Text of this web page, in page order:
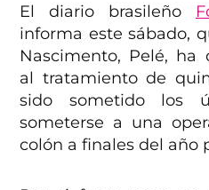
El diario brasileño
informa este sábado,
Nascimento, Pelé, ha
al tratamiento de
sido sometido los
someterse a una
colón a finales del año